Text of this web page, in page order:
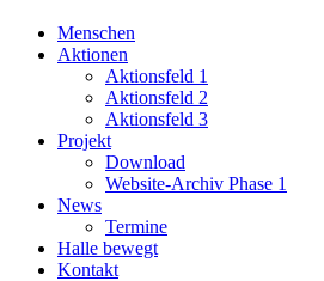
Menschen
Aktionen
Aktionsfeld 1
Aktionsfeld 2
Aktionsfeld 3
Projekt
Download
Website-Archiv Phase 1
News
Termine
Halle bewegt
Kontakt